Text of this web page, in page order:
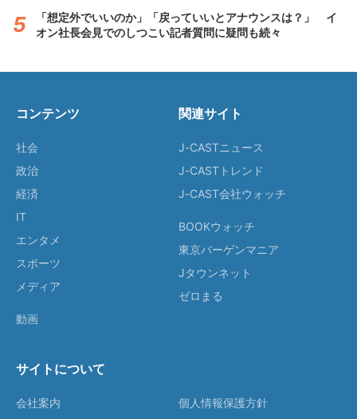
「想定外でいいのか」「戻っていいとアナウンスは？」 イ
オン社長会見でのしつこい記者質問に疑問も続々
コンテンツ
社会
政治
経済
IT
エンタメ
スポーツ
メディア
動画
関連サイト
J-CASTニュース
J-CASTトレンド
J-CAST会社ウォッチ
BOOKウォッチ
東京バーゲンマニア
Jタウンネット
ゼロまる
サイトについて
会社案内 個人情報保護方針